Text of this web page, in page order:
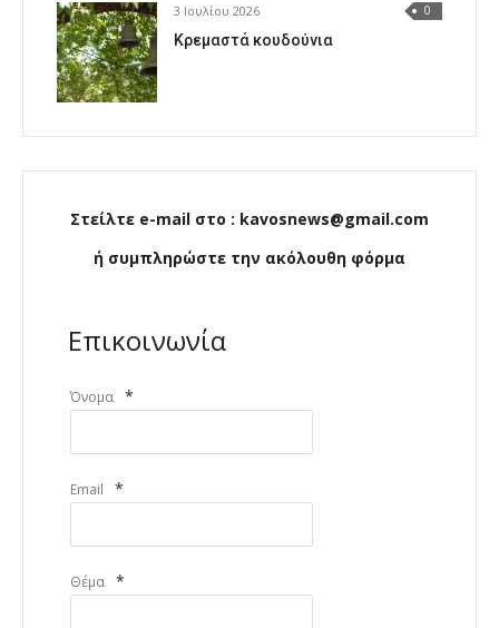
3 Ιουλίου 2026 0
Κρεμαστά κουδούνια
Στείλτε e-mail στο : kavosnews@gmail.com
ή συμπληρώστε την ακόλουθη φόρμα
Επικοινωνία
Όνομα *
Email *
Θέμα *